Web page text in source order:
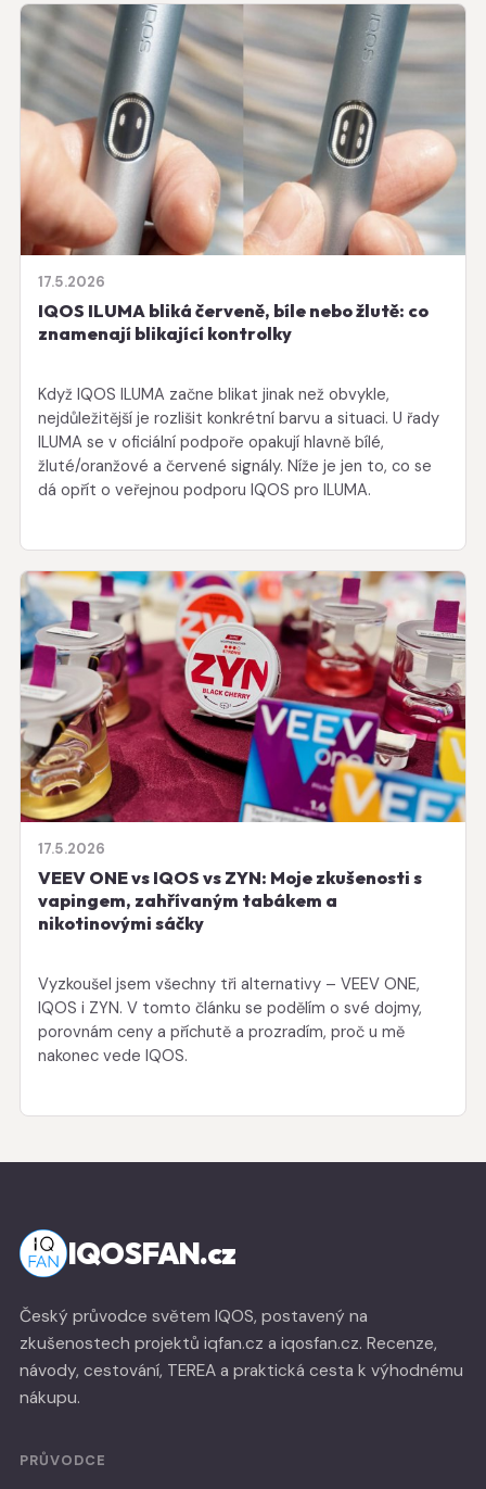
17.5.2026
IQOS ILUMA bliká červeně, bíle nebo žlutě: co
znamenají blikající kontrolky
Když IQOS ILUMA začne blikat jinak než obvykle,
nejdůležitější je rozlišit konkrétní barvu a situaci. U řady
ILUMA se v oficiální podpoře opakují hlavně bílé,
žluté/oranžové a červené signály. Níže je jen to, co se
dá opřít o veřejnou podporu IQOS pro ILUMA.
17.5.2026
VEEV ONE vs IQOS vs ZYN: Moje zkušenosti s
vapingem, zahřívaným tabákem a
nikotinovými sáčky
Vyzkoušel jsem všechny tři alternativy – VEEV ONE,
IQOS i ZYN. V tomto článku se podělím o své dojmy,
porovnám ceny a příchutě a prozradím, proč u mě
nakonec vede IQOS.
IQOSFAN.cz
Český průvodce světem IQOS, postavený na
zkušenostech projektů iqfan.cz a iqosfan.cz. Recenze,
návody, cestování, TEREA a praktická cesta k výhodnému
nákupu.
PRŮVODCE